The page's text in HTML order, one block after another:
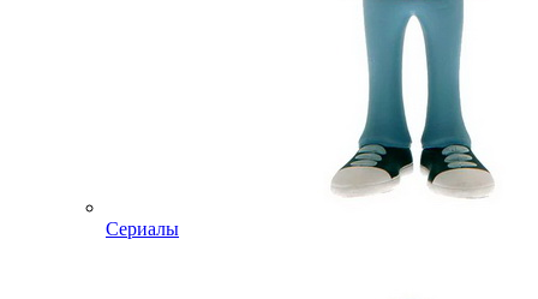
Сериалы